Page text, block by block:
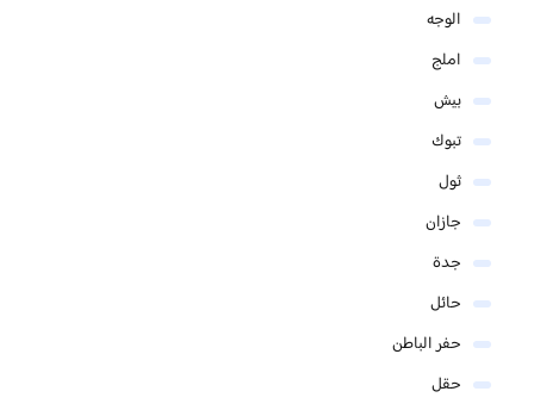
الوجه
املج
بيش
تبوك
ثول
جازان
جدة
حائل
حفر الباطن
حقل